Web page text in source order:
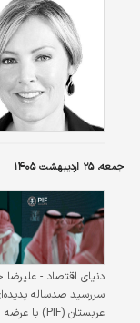
جمعه، ۲۵ اردیبهشت ۱۴۰۵
دنیای اقتصاد - علیرضا
سررسید صدساله